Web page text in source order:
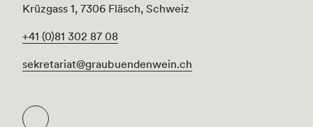
Krüzgass 1, 7306 Fläsch, Schweiz
+41 (0)81 302 87 08
sekretariat@graubuendenwein.ch